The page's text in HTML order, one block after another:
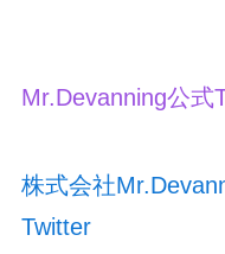
Mr.Devanning公式
株式会社
Twitter